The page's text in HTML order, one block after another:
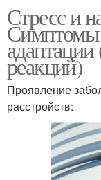
Стресс и
Симптомы
реакций)
Проявление
расстройств: